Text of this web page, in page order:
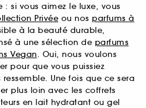
si vous aimez le luxe, vous
Privée ou nos parfums à
à la beauté durable,
à une sélection de parfums
Vegan. Oui, nous voulons
pour que vous puissiez
Une fois que ce sera
plus loin avec les coffrets
en lait hydratant ou gel